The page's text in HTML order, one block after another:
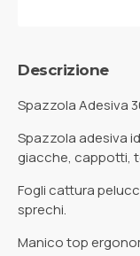
Descrizione
Spazzola Adesiva
Spazzola adesiva
giacche, cappotti,
Fogli cattura
sprechi.
Manico top